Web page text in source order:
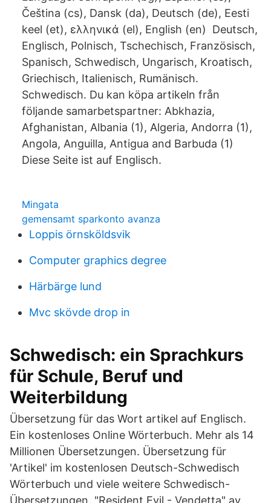
Čeština (cs), Dansk (da), Deutsch (de), Eesti
keel (et), ελληνικά (el), English (en) Deutsch,
Englisch, Polnisch, Tschechisch, Französisch,
Spanisch, Schwedisch, Ungarisch, Kroatisch,
Griechisch, Italienisch, Rumänisch.
Schwedisch. Du kan köpa artikeln från
följande samarbetspartner: Abkhazia,
Afghanistan, Albania (1), Algeria, Andorra (1),
Angola, Anguilla, Antigua and Barbuda (1)
Diese Seite ist auf Englisch.
Mingata
gemensamt sparkonto avanza
Loppis örnsköldsvik
Computer graphics degree
Härbärge lund
Mvc skövde drop in
Schwedisch: ein Sprachkurs
für Schule, Beruf und
Weiterbildung
Übersetzung für das Wort artikel auf Englisch.
Ein kostenloses Online Wörterbuch. Mehr als 14
Millionen Übersetzungen. Übersetzung für
'Artikel' im kostenlosen Deutsch-Schwedisch
Wörterbuch und viele weitere Schwedisch-
Übersetzungen. "Resident Evil - Vendetta" av